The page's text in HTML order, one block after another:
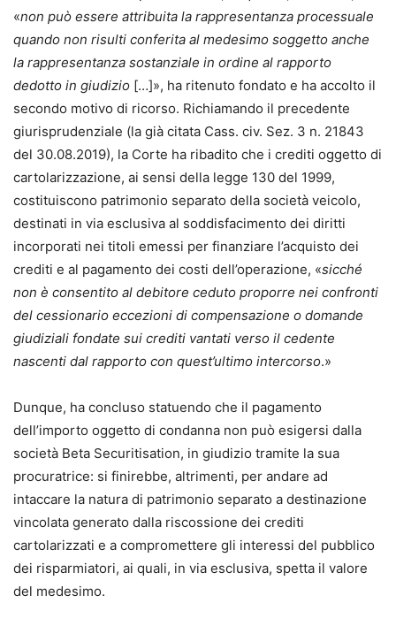
«non può essere attribuita la rappresentanza processuale
quando non risulti conferita al medesimo soggetto anche
la rappresentanza sostanziale in ordine al rapporto
dedotto in giudizio […]», ha ritenuto fondato e ha accolto il
secondo motivo di ricorso. Richiamando il precedente
giurisprudenziale (la già citata Cass. civ. Sez. 3 n. 21843
del 30.08.2019), la Corte ha ribadito che i crediti oggetto di
cartolarizzazione, ai sensi della legge 130 del 1999,
costituiscono patrimonio separato della società veicolo,
destinati in via esclusiva al soddisfacimento dei diritti
incorporati nei titoli emessi per finanziare l’acquisto dei
crediti e al pagamento dei costi dell’operazione, «sicché
non è consentito al debitore ceduto proporre nei confronti
del cessionario eccezioni di compensazione o domande
giudiziali fondate sui crediti vantati verso il cedente
nascenti dal rapporto con quest’ultimo intercorso.»
Dunque, ha concluso statuendo che il pagamento
dell’importo oggetto di condanna non può esigersi dalla
società Beta Securitisation, in giudizio tramite la sua
procuratrice: si finirebbe, altrimenti, per andare ad
intaccare la natura di patrimonio separato a destinazione
vincolata generato dalla riscossione dei crediti
cartolarizzati e a compromettere gli interessi del pubblico
dei risparmiatori, ai quali, in via esclusiva, spetta il valore
del medesimo.